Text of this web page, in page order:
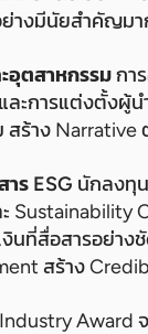
ย่างมีนัยสำคัญม
อุตสาหกรรมกา
ละการแต่งตั้งผู้
สร้าง
ร ESG นักลงทุ
Sustainability
นที่สื่อสารอย่า
สร้าง
Industry Award